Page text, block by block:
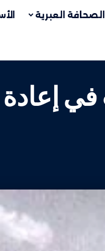
الصحافة العبرية